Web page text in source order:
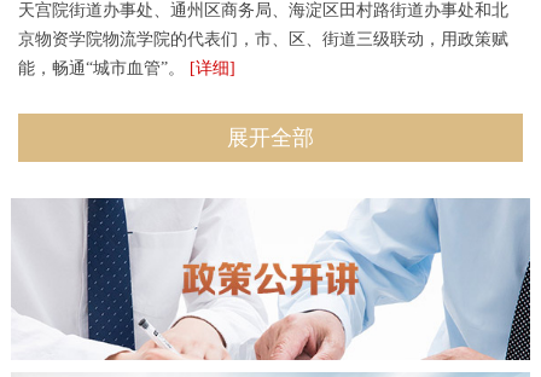
天宫院街道办事处、通州区商务局、海淀区田村路街道办事处和北
京物资学院物流学院的代表们，市、区、街道三级联动，用政策赋
能，畅通“城市血管”。
[详细]
展开全部